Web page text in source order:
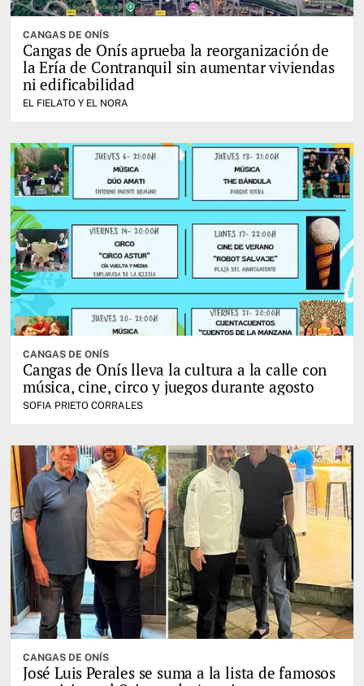
CANGAS DE ONÍS
Cangas de Onís aprueba la reorganización de
la Ería de Contranquil sin aumentar viviendas
ni edificabilidad
EL FIELATO Y EL NORA
CANGAS DE ONÍS
Cangas de Onís lleva la cultura a la calle con
música, cine, circo y juegos durante agosto
SOFIA PRIETO CORRALES
CANGAS DE ONÍS
José Luis Perales se suma a la lista de famosos